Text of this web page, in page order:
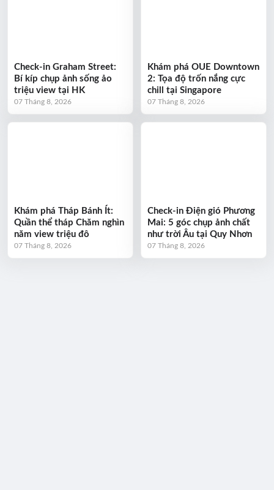
Check-in Graham Street:
Bí kíp chụp ảnh sống ảo
triệu view tại HK
07 Tháng 8, 2026
Khám phá OUE Downtown
2: Tọa độ trốn nắng cực
chill tại Singapore
07 Tháng 8, 2026
Khám phá Tháp Bánh Ít:
Quần thể tháp Chăm nghìn
năm view triệu đô
07 Tháng 8, 2026
Check-in Điện gió Phương
Mai: 5 góc chụp ảnh chất
như trời Âu tại Quy Nhơn
07 Tháng 8, 2026